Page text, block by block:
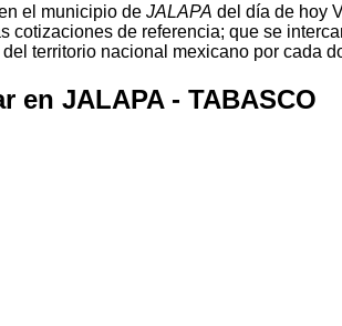
el municipio de JALAPA del día de hoy
cotizaciones de referencia; que se
territorio nacional mexicano por cada
en JALAPA - TABASCO